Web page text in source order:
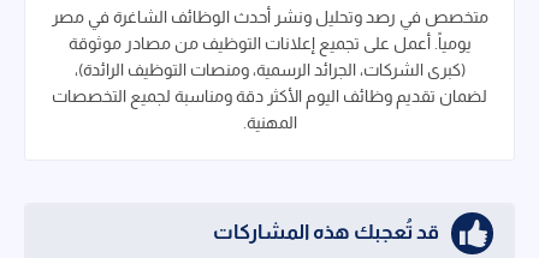
متخصص في رصد وتحليل ونشر أحدث الوظائف الشاغرة في مصر
يومياً. أعمل على تجميع إعلانات التوظيف من مصادر موثوقة
(كبرى الشركات، الجرائد الرسمية، ومنصات التوظيف الرائدة)،
لضمان تقديم وظائف اليوم الأكثر دقة ومناسبة لجميع التخصصات
المهنية.
قد تُعجبك هذه المشاركات